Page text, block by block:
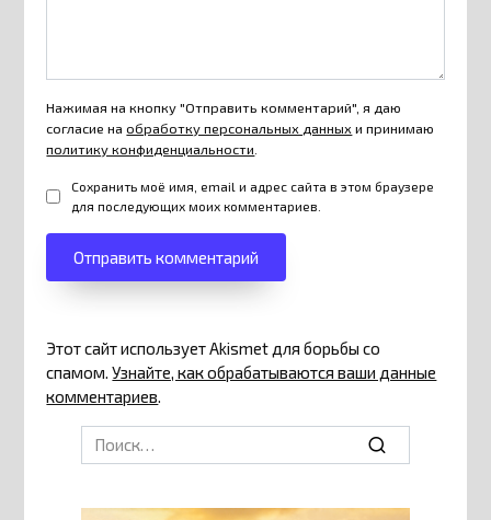
Нажимая на кнопку "Отправить комментарий", я даю
согласие наобработку персональных данныхи принимаю
политику конфиденциальности.
Сохранить моё имя, email и адрес сайта в этом браузере
для последующих моих комментариев.
Этот сайт использует Akismet для борьбы со
спамом.Узнайте, как обрабатываются ваши данные
комментариев
Search
for: